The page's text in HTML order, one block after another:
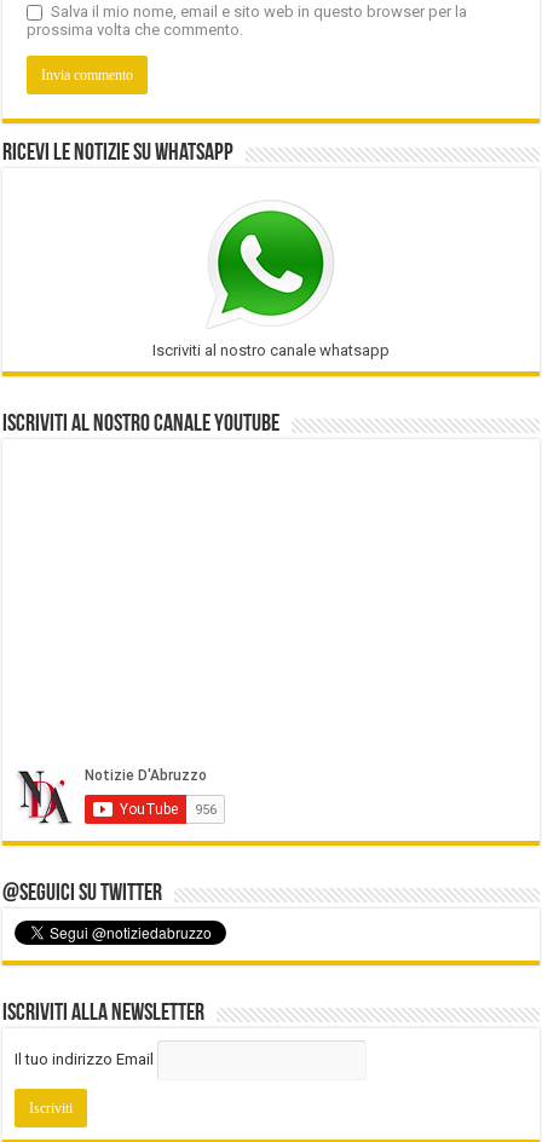
Salva il mio nome, email e sito web in questo browser per la
prossima volta che commento.
Ricevi le notizie su Whatsapp
Iscriviti al nostro canale whatsapp
Iscriviti al nostro Canale Youtube
@Seguici su Twitter
Iscriviti alla Newsletter
Il tuo indirizzo Email